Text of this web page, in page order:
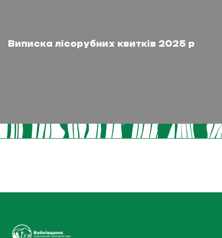
Виписка лісорубних квитків 2025 р